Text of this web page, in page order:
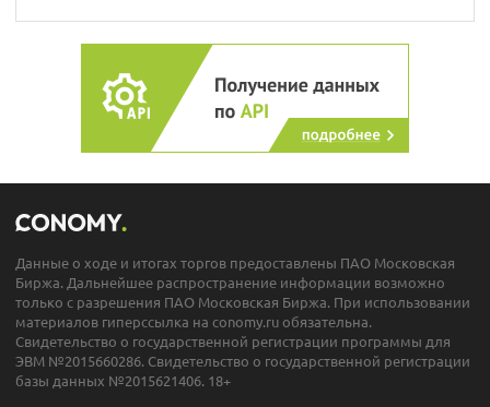
Данные о ходе и итогах торгов предоставлены ПАО Московская
Биржа. Дальнейшее распространение информации возможно
только с разрешения ПАО Московская Биржа. При использовании
материалов гиперссылка на conomy.ru обязательна.
Свидетельство о государственной регистрации программы для
ЭВМ №2015660286. Свидетельство о государственной регистрации
базы данных №2015621406. 18+